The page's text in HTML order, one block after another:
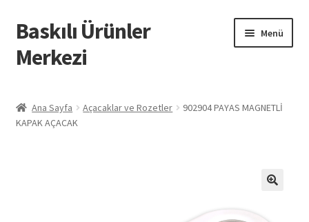
Dolaşıma
geç
İçeriğe
geç
Baskılı Ürünler
Merkezi
Menü
Baskılı Ürünler
Ana Sayfa Açacaklar ve Rozetler
902904 PAYAS MAGNETLİ
KAPAK AÇACAK